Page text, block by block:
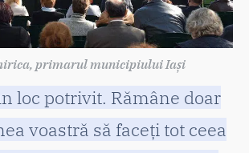
primarul municipiului Iași
loc potrivit. Rămâne doar
voastră să faceți tot ceea